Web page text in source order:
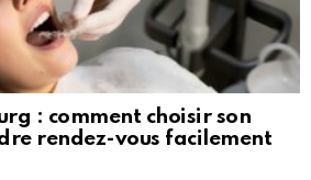
: comment choisir son
rendez-vous facilement